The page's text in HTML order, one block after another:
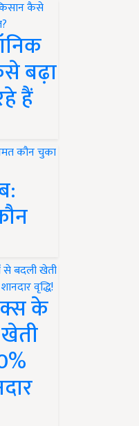
बढ़ा
हैं
के